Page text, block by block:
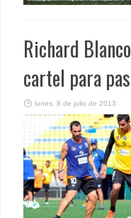
Richard
cartel para
lunes, 8 de julio de 2013